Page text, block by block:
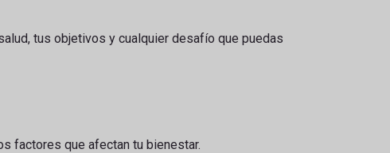
tus objetivos y cualquier desafío que puedas
factores que afectan tu bienestar.